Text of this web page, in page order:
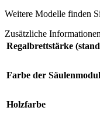
Weitere Modelle finden
Zusätzliche Informationen
Regalbrettstärke
Farbe der
Holzfarbe